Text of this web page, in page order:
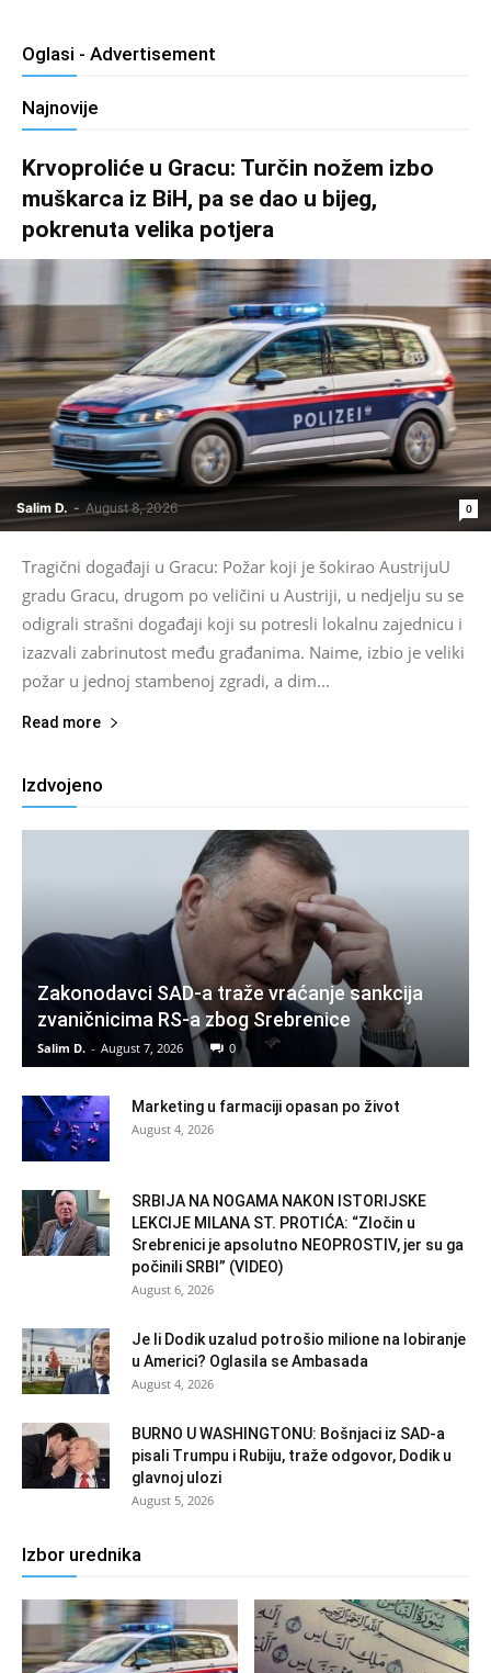
Oglasi - Advertisement
Najnovije
Krvoproliće u Gracu: Turčin nožem izbo
muškarca iz BiH, pa se dao u bijeg,
pokrenuta velika potjera
Salim D. - August 8, 2026 0
Tragični događaji u Gracu: Požar koji je šokirao AustrijuU
gradu Gracu, drugom po veličini u Austriji, u nedjelju su se
odigrali strašni događaji koji su potresli lokalnu zajednicu i
izazvali zabrinutost među građanima. Naime, izbio je veliki
požar u jednoj stambenoj zgradi, a dim...
Read more
Izdvojeno
Zakonodavci SAD-a traže vraćanje sankcija
zvaničnicima RS-a zbog Srebrenice
Salim D. - August 7, 2026 0
Marketing u farmaciji opasan po život
August 4, 2026
SRBIJA NA NOGAMA NAKON ISTORIJSKE
LEKCIJE MILANA ST. PROTIĆA: “Zločin u
Srebrenici je apsolutno NEOPROSTIV, jer su ga
počinili SRBI” (VIDEO)
August 6, 2026
Je li Dodik uzalud potrošio milione na lobiranje
u Americi? Oglasila se Ambasada
August 4, 2026
BURNO U WASHINGTONU: Bošnjaci iz SAD-a
pisali Trumpu i Rubiju, traže odgovor, Dodik u
glavnoj ulozi
August 5, 2026
Izbor urednika